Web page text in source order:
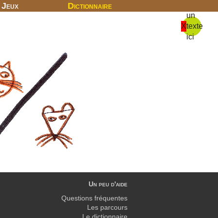
Jeux Dictionnaire
X
un
texte
ici
Un peu d'aide
Questions fréquentes
Les parcours